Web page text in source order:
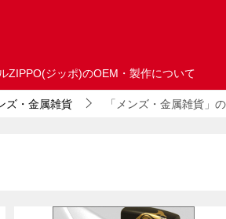
ZIPPO(ジッポ)のOEM・製作について
ズ・金属雑貨 「メンズ・金属雑貨」